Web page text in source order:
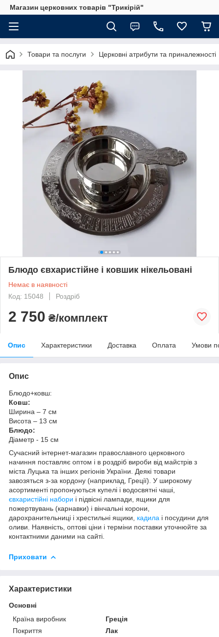
Магазин церковних товарів "Трикірій"
Товари та послуги Церковні атрибути та приналежності
Блюдо євхаристійне і ковшик нікельовані
Немає в наявності
Код: 15048
Роздріб
2 750 ₴/комплект
Опис Характеристики Доставка Оплата Умови
Опис
Блюдо+ковш:
Ковш:
Ширина – 7 см
Висота – 13 см
Блюдо:
Діаметр - 15 см
Сучасний інтернет-магазин православного церковного
начиння поставляє оптом і в роздріб вироби від майстрів з
міста Луцька та інших регіонів України. Деякі товари
завозяться з-за кордону (наприклад, Греції). У широкому
асортименті пропонуються купелі і водосвятні чаші,
євхаристійні набори і підвісні лампади, ящики для
пожертвувань (карнавки) і вінчальні корони,
дарохранительниці і хрестильні ящики, кадила і посудини для
оливи. Наявність, оптові ціни і терміни поставки уточнюйте за
контактними даними на сайті.
Приховати
Характеристики
Основні
Країна виробник
Греція
Покриття
Лак